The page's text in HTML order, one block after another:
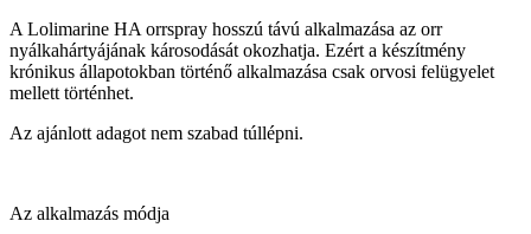
A Lolimarine HA orrspray hosszú távú alkalmazása az orr
nyálkahártyájának károsodását okozhatja. Ezért a készítmény
krónikus állapotokban történő alkalmazása csak orvosi felügyelet
mellett történhet.
Az ajánlott adagot nem szabad túllépni.
Az alkalmazás módja